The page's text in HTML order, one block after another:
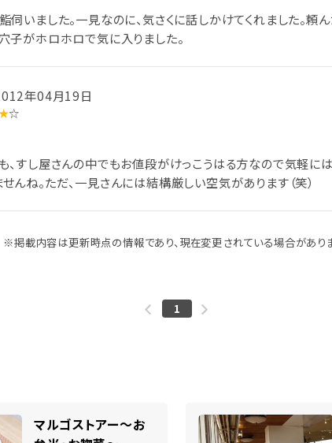
伺いました。一見なのに、気さくに話しかけてくれました。頼
子がホロホロで気に入りました。
年04月19日
☆
、すし屋さんの中でもお値段がけっこうはる方なので気軽に
んね。ただ、一見さんには結構厳しい空気があります（笑）
※掲載内容は更新時点の情報であり、現在変更されている場合がありま
1
マルゴストアー～お